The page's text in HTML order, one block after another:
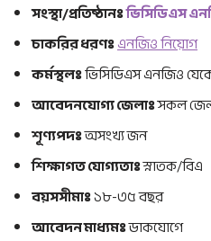
সংস্থা/প্রতিষ্ঠানঃভিসিডিএস
চাকরির ধরণঃএনজিও নিয়োগ
কর্মস্থলঃভিসিডিএস এনজিও
আবেদনযোগ্য জেলাঃসকল
শূণ্যপদঃঅসংখ্য জন
শিক্ষাগত যোগ্যতাঃস্নাতক/বিএ
বয়সসীমাঃ১৮-৩৫ বছর
আবেদন মাধ্যমঃডাকযোগে